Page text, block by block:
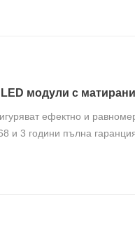
LED модули с
ефектно и
и 3 години пълна